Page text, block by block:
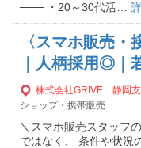
─── ・20～30代活…
〈スマホ販売
｜人柄採用◎｜
株式会社GRIVE 静岡
ショップ・携帯販売
＼スマホ販売スタッフ
ではなく、 条件や状況